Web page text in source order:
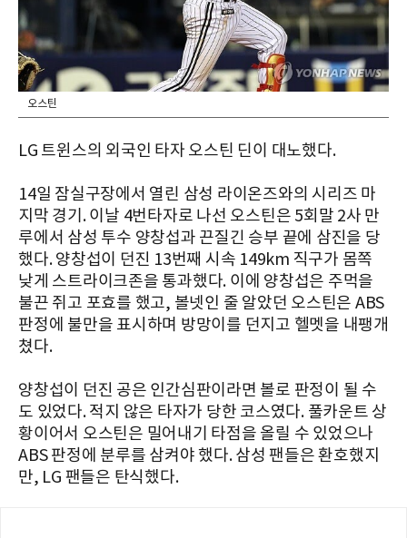
오스틴
LG 트윈스의 외국인 타자 오스틴 딘이 대노했다.
14일 잠실구장에서 열린 삼성 라이온즈와의 시리즈 마
지막 경기. 이날 4번타자로 나선 오스틴은 5회말 2사 만
루에서 삼성 투수 양창섭과 끈질긴 승부 끝에 삼진을 당
했다. 양창섭이 던진 13번째 시속 149km 직구가 몸쪽
낮게 스트라이크존을 통과했다. 이에 양창섭은 주먹을
불끈 쥐고 포효를 했고, 볼넷인 줄 알았던 오스틴은 ABS
판정에 불만을 표시하며 방망이를 던지고 헬멧을 내팽개
쳤다.
양창섭이 던진 공은 인간심판이라면 볼로 판정이 될 수
도 있었다. 적지 않은 타자가 당한 코스였다. 풀카운트 상
황이어서 오스틴은 밀어내기 타점을 올릴 수 있었으나
ABS 판정에 분루를 삼켜야 했다. 삼성 팬들은 환호했지
만, LG 팬들은 탄식했다.